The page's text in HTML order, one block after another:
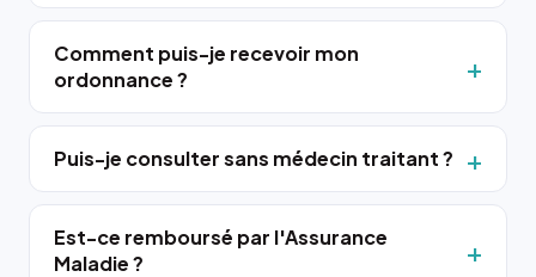
Comment puis-je recevoir mon
ordonnance ?
Puis-je consulter sans médecin traitant ?
Est-ce remboursé par l'Assurance
Maladie ?